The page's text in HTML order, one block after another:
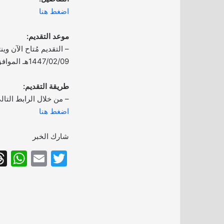
اضغط هنا
موعد التقديم:
– التقديم مُتاح الآن
1447/02/09هـ الموافق 2025/08/03م.
طريقة التقديم:
– من خلال الرابط
اضغط هنا
شارك الخبر
T
E
W